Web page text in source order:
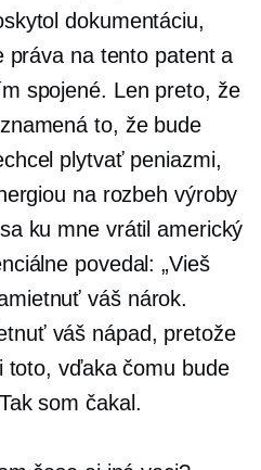
dokumentáciu,
práva na tento patent a
spojené. Len preto, že
to, že bude
plytvať peniazmi,
na rozbeh výroby
ku mne vrátil americký
povedal: „Vieš
váš nárok.
váš nápad, pretože
toto, vďaka čomu bude
som čakal.